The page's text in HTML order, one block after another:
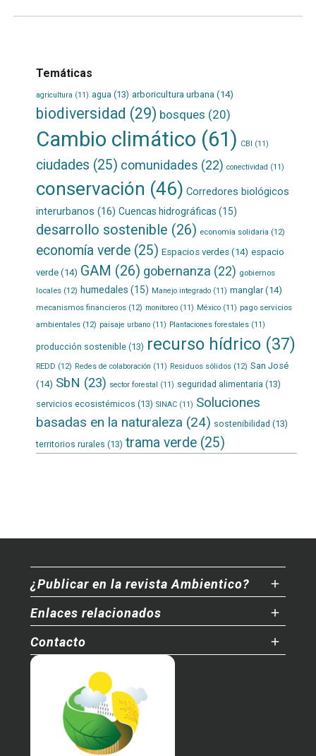
Temáticas
agricultura (11) agua (13) arboricultura urbana(14)
biodiversidad (29) bosques (20)
Cambio climático (61) CBI (11)
ciudades (25) comunidades (22) conectividad (11)
conservación (46) Corredores biológicos
interurbanos (16) Cuencas hidrográficas (15)
desarrollo sostenible (26) economía solidaria (12)
economía verde(25) Espacios verdes(14) espacio
verde(14) GAM (26) gobernanza (22) gobiernos
locales(12) humedales (15) Manejo integrado(11) manglar(14)
mecanismos financieros(12) monitoreo(11) México(11) pago servicios
ambientales(12) paisaje urbano(11) Plantaciones forestales(11)
producción sostenible(13) recurso hídrico(37)
REDD (12) Redes de colaboración (11) Residuos sólidos(12) San José
(14) SbN (23) sector forestal (11) seguridad alimentaria (13)
servicios ecosistémicos (13) SINAC(11) Soluciones
basadas en la naturaleza (24) sostenibilidad (13)
territorios rurales (13) trama verde(25)
¿Publicar en la revista Ambientico?
Enlaces relacionados
Contacto